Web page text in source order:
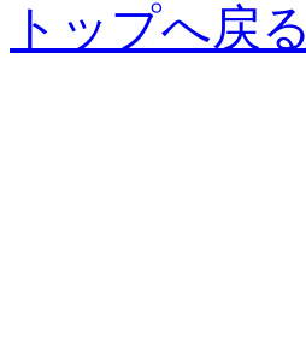
トップへ戻る